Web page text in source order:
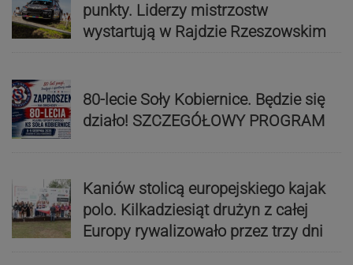
punkty. Liderzy mistrzostw
wystartują w Rajdzie Rzeszowskim
80-lecie Soły Kobiernice. Będzie się
działo! SZCZEGÓŁOWY PROGRAM
Kaniów stolicą europejskiego kajak
polo. Kilkadziesiąt drużyn z całej
Europy rywalizowało przez trzy dni